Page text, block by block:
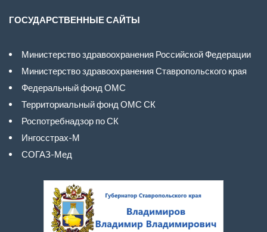
ГОСУДАРСТВЕННЫЕ САЙТЫ
Министерство здравоохранения Российской Федерации
Министерство здравоохранения Ставропольского края
Федеральный фонд ОМС
Территориальный фонд ОМС СК
Роспотребнадзор по СК
Ингосстрах-М
СОГАЗ-Мед